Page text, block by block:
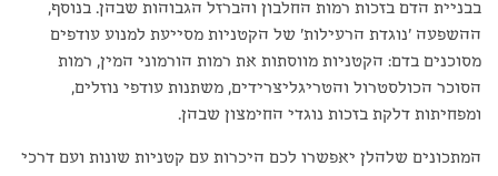
בבניית הדם בזכות רמות החלבון והברזל הגבוהות שבהן. בנוסף,
ההשפעה 'נוגדת הרעילות' של הקטניות מסייעת למנוע עודפים
מסוכנים בדם: הקטניות מווסתות את רמות הורמוני המין, רמות
הסוכר הכולסטרול והטריגליצרידים, משתנות עודפי נוזלים,
ומפחיתות דלקת בזכות נוגדי החימצון שבהן.
המתכונים שלהלן יאפשרו לכם היכרות עם קטניות שונות ועם דרכי